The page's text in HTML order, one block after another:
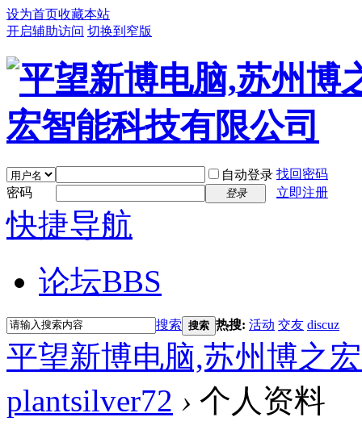
设为首页收藏本站
开启辅助访问 切换到窄版
自动登录 找回密码
密码
登录 立即注册
快捷导航
论坛BBS
搜索 搜索 热搜: 活动 交友 discuz
平望新博电脑,苏州博之
plantsilver72 › 个人资料